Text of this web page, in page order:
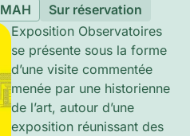
MAH
Sur réservation
Exposition Observatoires
se présente sous la forme
d’une visite commentée
menée par une historienne
de l’art, autour d’une
exposition réunissant des